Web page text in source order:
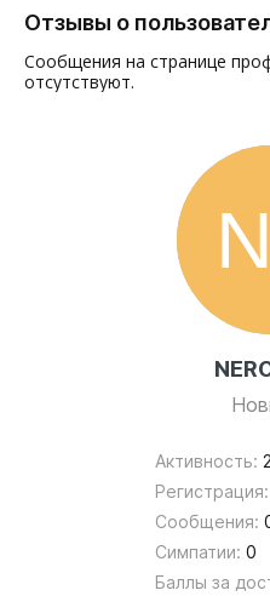
Активность:
Регистрация:
Сообщения:
Симпатии: 0
Баллы за
Отзывы о
Сообщения на странице
отсутствуют.